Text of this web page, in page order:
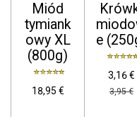
Miód
tymiank
owy XL
(800g)
18,95 €
e
3,16 €
3,95 €